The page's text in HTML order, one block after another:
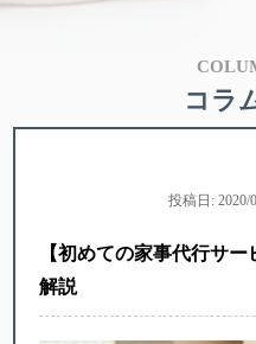
コラ
投稿日: 2020/
【初めての家事代行サ
解説